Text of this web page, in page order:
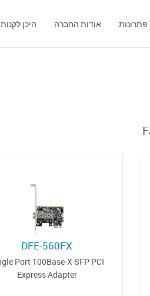
פתרונות אודות החברה היכן לקנות
DFE-560FX
Port 100Base-X SFP PCI
Express Adapter